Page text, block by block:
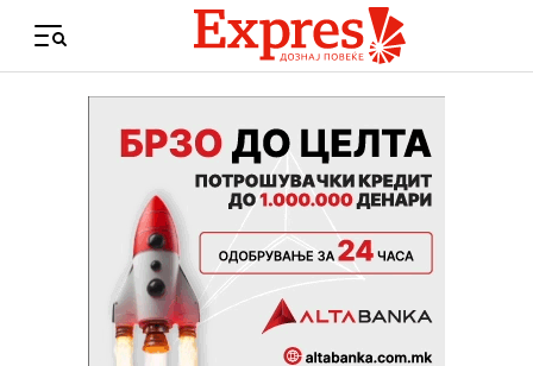
Menu